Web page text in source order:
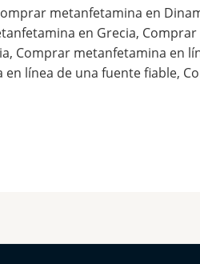
metanfetamina en
en Grecia,
Comprar metanfetamina en
línea de una fuente fiable,